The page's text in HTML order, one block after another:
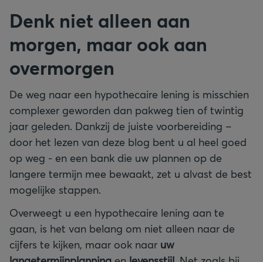
Denk niet alleen aan
morgen, maar ook aan
overmorgen
De weg naar een hypothecaire lening is misschien
complexer geworden dan pakweg tien of twintig
jaar geleden. Dankzij de juiste voorbereiding –
door het lezen van deze blog bent u al heel goed
op weg - en een bank die uw plannen op de
langere termijn mee bewaakt, zet u alvast de best
mogelijke stappen.
Overweegt u een hypothecaire lening aan te
gaan, is het van belang om niet alleen naar de
cijfers te kijken, maar ook naar uw